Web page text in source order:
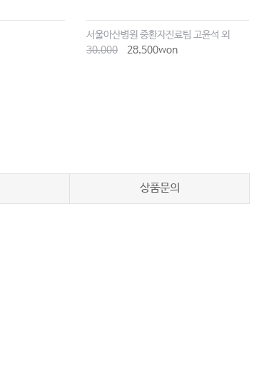
서울아산병원 중환자진료팀 고윤석 외
30,000
28,500won
상품문의